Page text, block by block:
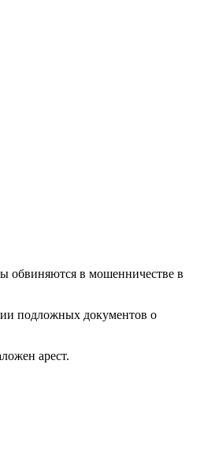
обвиняются в мошенничестве в
подложных документов о
арест.